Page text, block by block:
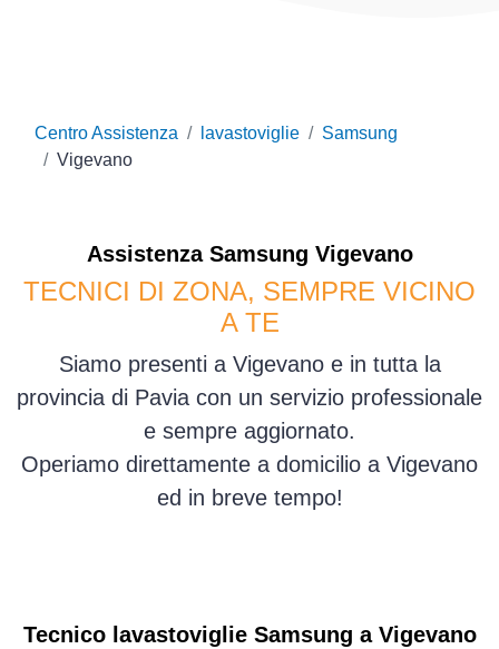
Centro Assistenza lavastoviglie
Samsung
Vigevano
Assistenza Samsung Vigevano
TECNICI DI ZONA, SEMPRE VICINO
A TE
Siamo presenti a Vigevano e in tutta la
provincia di Pavia con un servizio professionale
e sempre aggiornato.
Operiamo direttamente a domicilio a Vigevano
ed in breve tempo!
Tecnico lavastoviglie Samsung a Vigevano